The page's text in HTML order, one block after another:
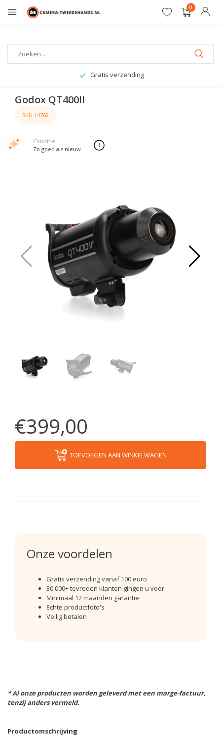
0
Gratis verzending
Godox QT400II
SKU 14762
Conditie
Zo goed als nieuw
€399,00
TOEVOEGEN AAN WINKELWAGEN
Onze voordelen
Gratis verzending vanaf 100 euro
30.000+ tevreden klanten gingen u voor
Minimaal 12 maanden garantie
Echte productfoto's
Veilig betalen
* Al onze producten worden geleverd met een marge-factuur,
tenzij anders vermeld.
Productomschrijving